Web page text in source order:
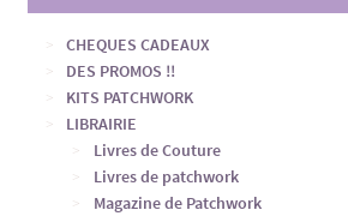
CHEQUES CADEAUX
DES PROMOS !!
KITS PATCHWORK
LIBRAIRIE
Livres de Couture
Livres de patchwork
Magazine de Patchwork